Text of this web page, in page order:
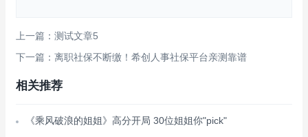
上一篇：测试文章5
下一篇：离职社保不断缴！希创人事社保平台亲测靠谱
相关推荐
《乘风破浪的姐姐》高分开局 30位姐姐你"pick"